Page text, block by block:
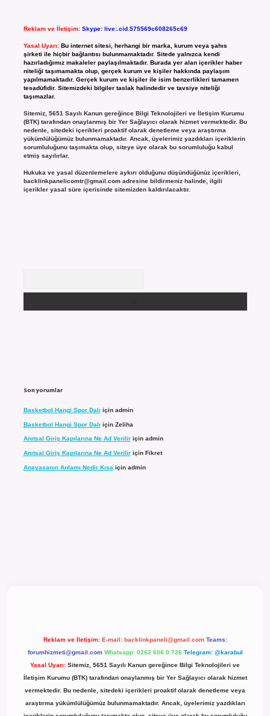
Reklam ve İletişim: Skype: live:.cid.575569c608265c69
Yasal Uyarı: Bu internet sitesi, herhangi bir marka, kurum veya şahıs
şirketi ile hiçbir bağlantısı bulunmamaktadır. Sitede yalnızca kendi
hazırladığımız makaleler paylaşılmaktadır. Burada yer alan içerikler haber
niteliği taşımamakta olup, gerçek kurum ve kişiler hakkında paylaşım
yapılmamaktadır. Gerçek kurum ve kişiler ile isim benzerlikleri tamamen
tesadüfidir. Sitemizdeki bilgiler taslak halindedir ve tavsiye niteliği
taşımazlar.
Sitemiz, 5651 Sayılı Kanun gereğince Bilgi Teknolojileri ve İletişim Kurumu
(BTK) tarafından onaylanmış bir Yer Sağlayıcı olarak hizmet vermektedir. Bu
nedenle, sitedeki içerikleri proaktif olarak denetleme veya araştırma
yükümlülüğümüz bulunmamaktadır. Ancak, üyelerimiz yazdıkları içeriklerin
sorumluluğunu taşımakta olup, siteye üye olarak bu sorumluluğu kabul
etmiş sayılırlar.
Hukuka ve yasal düzenlemelere aykırı olduğunu düşündüğünüz içerikleri,
backlinkpanelicomtr@gmail.comadresine bildirmeniz halinde, ilgili
içerikler yasal süre içerisinde sitemizden kaldırılacaktır.
Son yorumlar
Basketbol Hangi Spor Dalı için admin
Basketbol Hangi Spor Dalı için Zeliha
Anıtsal Giriş Kapılarına Ne Ad Veriliriçin admin
Anıtsal Giriş Kapılarına Ne Ad Veriliriçin Fikret
Anayasanın Anlamı Nedir Kısa için admin
Reklam ve İletişim: E-mail: backlinkpaneli@gmail.com Teams:
forumhizmeti@gmail.com Whatsapp: 0262 606 0 726 Telegram: @karabul
Yasal Uyarı: Sitemiz, 5651 Sayılı Kanun gereğince Bilgi Teknolojileri ve
İletişim Kurumu (BTK) tarafından onaylanmış bir Yer Sağlayıcı olarak hizmet
vermektedir. Bu nedenle, sitedeki içerikleri proaktif olarak denetleme veya
araştırma yükümlülüğümüz bulunmamaktadır. Ancak, üyelerimiz yazdıkları